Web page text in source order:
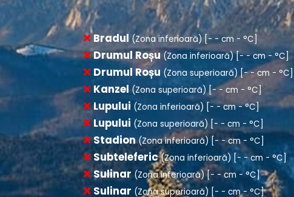
Bradul (Zona inferioară) [- - cm - °C]
Drumul Roșu (Zona inferioară) [- - cm - °C]
Drumul Roșu (Zona superioară) [- - cm - °C]
Kanzel (Zona superioară) [- - cm - °C]
Lupului (Zona inferioară) [- - cm - °C]
Lupului (Zona superioară) [- - cm - °C]
Stadion (Zona inferioară) [- - cm - °C]
Subteleferic (Zona inferioară) [- - cm - °C]
Sulinar (Zona inferioară) [- - cm - °C]
Sulinar (Zona superioară) [- - cm - °C]